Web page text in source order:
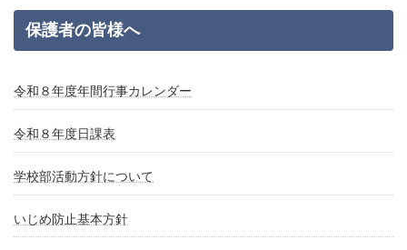
保護者の皆様へ
令和８年度年間行事カレンダー
令和８年度日課表
学校部活動方針について
いじめ防止基本方針